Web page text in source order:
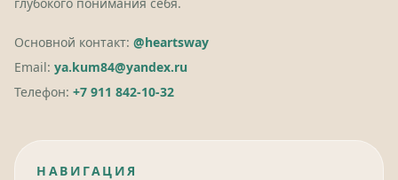
Основной контакт: @heartsway
Email: ya.kum84@yandex.ru
Телефон: +7 911 842-10-32
НАВИГАЦИЯ